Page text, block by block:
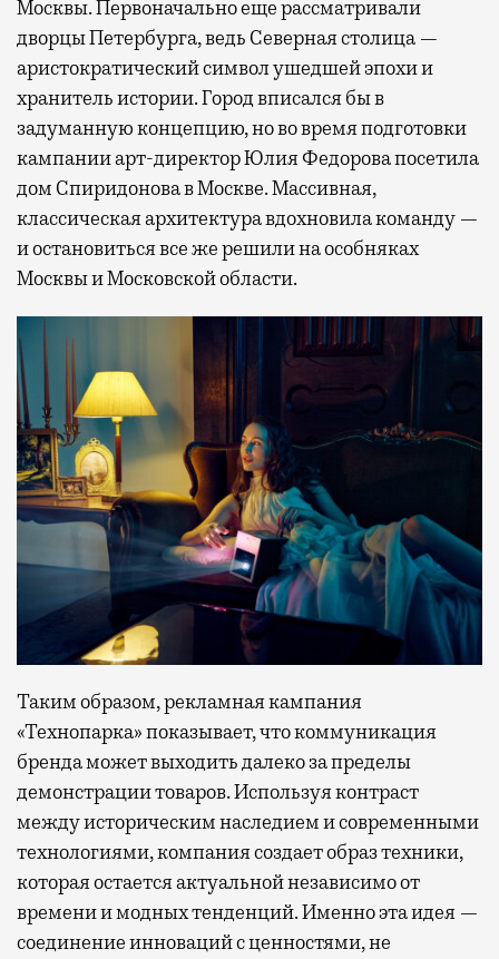
Москвы. Первоначально еще рассматривали
дворцы Петербурга, ведь Северная столица —
аристократический символ ушедшей эпохи и
хранитель истории. Город вписался бы в
задуманную концепцию, но во время подготовки
кампании арт-директор Юлия Федорова посетила
дом Спиридонова в Москве. Массивная,
классическая архитектура вдохновила команду —
и остановиться все же решили на особняках
Москвы и Московской области.
Таким образом, рекламная кампания
«Технопарка» показывает, что коммуникация
бренда может выходить далеко за пределы
демонстрации товаров. Используя контраст
между историческим наследием и современными
технологиями, компания создает образ техники,
которая остается актуальной независимо от
времени и модных тенденций. Именно эта идея —
соединение инноваций с ценностями, не